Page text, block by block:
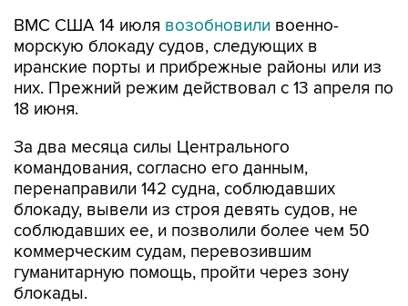
ВМС США 14 июля возобновили военно-
морскую блокаду судов, следующих в
иранские порты и прибрежные районы или из
них. Прежний режим действовал с 13 апреля по
18 июня.
За два месяца силы Центрального
командования, согласно его данным,
перенаправили 142 судна, соблюдавших
блокаду, вывели из строя девять судов, не
соблюдавших ее, и позволили более чем 50
коммерческим судам, перевозившим
гуманитарную помощь, пройти через зону
блокады.